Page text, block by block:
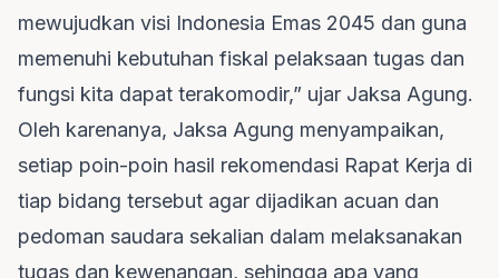
mewujudkan visi Indonesia Emas 2045 dan guna
memenuhi kebutuhan fiskal pelaksaan tugas dan
fungsi kita dapat terakomodir,” ujar Jaksa Agung.
Oleh karenanya, Jaksa Agung menyampaikan,
setiap poin-poin hasil rekomendasi Rapat Kerja di
tiap bidang tersebut agar dijadikan acuan dan
pedoman saudara sekalian dalam melaksanakan
tugas dan kewenangan, sehingga apa yang